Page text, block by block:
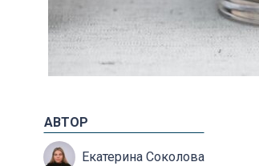
АВТОР
Екатерина Соколова